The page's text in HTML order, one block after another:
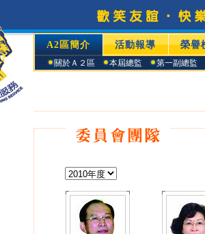
A2區簡介 活動報導 榮譽
關於Ａ２區 本屆總監 第一副總監